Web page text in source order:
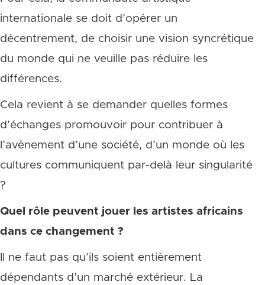
internationale se doit d’opérer un
décentrement, de choisir une vision syncrétique
du monde qui ne veuille pas réduire les
différences.
Cela revient à se demander quelles formes
d’échanges promouvoir pour contribuer à
l’avènement d’une société, d’un monde où les
cultures communiquent par-delà leur singularité
?
Quel rôle peuvent jouer les artistes africains
dans ce changement ?
Il ne faut pas qu’ils soient entièrement
dépendants d’un marché extérieur. La